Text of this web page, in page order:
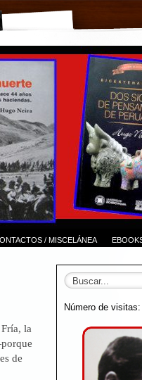
/ MISCELÁNEA
la
de
Número de